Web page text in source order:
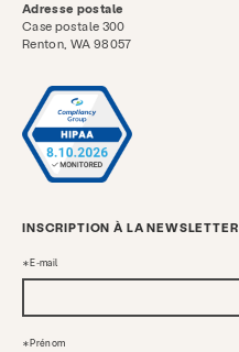
Adresse postale
Case postale 300
Renton, WA 98057
INSCRIPTION À LA NEWSLETTER
E-mail
Prénom